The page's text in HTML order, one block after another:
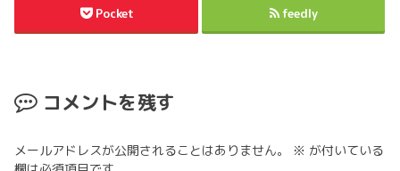
Pocket feedly
コメントを残す
メールアドレスが公開されることはありません。 ※ が付いている